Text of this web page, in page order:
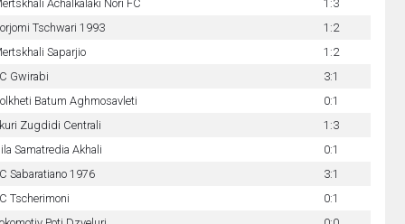
Achalkalaki Nori FC
1:3
Tschwari 1993
1:2
Saparjio
1:2
Gwirabi
3:1
Batum Aghmosavleti
0:1
Zugdidi Centrali
1:3
Samatredia Akhali
0:1
Sabaratiano 1976
3:1
Tscherimoni
0:1